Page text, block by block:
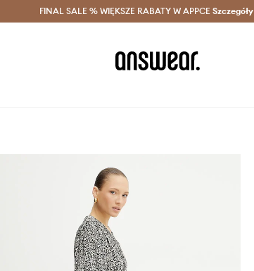
Oszczędzaj z Answear Club > Dostawa nawet w 24h >
FINAL SALE % WIĘKSZE RABATY W APPCE Szczegóły